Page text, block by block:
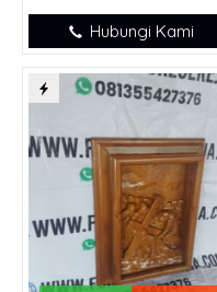
Hubungi Kami